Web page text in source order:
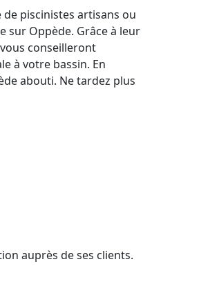
piscinistes artisans ou
sur Oppède. Grâce à leur
conseilleront
à votre bassin. En
abouti. Ne tardez plus
auprès de ses clients.